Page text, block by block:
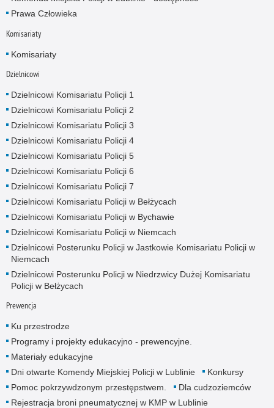
Prawa Człowieka
Komisariaty
Komisariaty
Dzielnicowi
Dzielnicowi Komisariatu Policji 1
Dzielnicowi Komisariatu Policji 2
Dzielnicowi Komisariatu Policji 3
Dzielnicowi Komisariatu Policji 4
Dzielnicowi Komisariatu Policji 5
Dzielnicowi Komisariatu Policji 6
Dzielnicowi Komisariatu Policji 7
Dzielnicowi Komisariatu Policji w Bełżycach
Dzielnicowi Komisariatu Policji w Bychawie
Dzielnicowi Komisariatu Policji w Niemcach
Dzielnicowi Posterunku Policji w Jastkowie Komisariatu Policji w
Niemcach
Dzielnicowi Posterunku Policji w Niedrzwicy Dużej Komisariatu
Policji w Bełżycach
Prewencja
Ku przestrodze
Programy i projekty edukacyjno - prewencyjne.
Materiały edukacyjne
Dni otwarte Komendy Miejskiej Policji w Lublinie
Konkursy
Pomoc pokrzywdzonym przestępstwem.
Dla cudzoziemców
Rejestracja broni pneumatycznej w KMP w Lublinie